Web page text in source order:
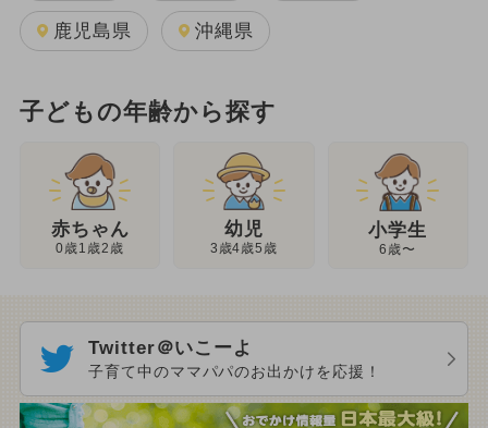
鹿児島県 沖縄県
子どもの年齢から探す
赤ちゃん
0歳1歳2歳
幼児
3歳4歳5歳
小学生
6歳〜
Twitter＠いこーよ
子育て中のママパパのお出かけを応援！